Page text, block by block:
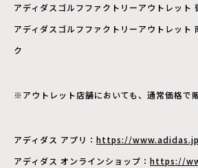
アディダスゴルフファクトリーアウトレット
アディダスゴルフファクトリーアウトレット
ク
※アウトレット店舗においても、通常価格で
アディダス アプリ： https://
アディダス オンラインショップ： https://